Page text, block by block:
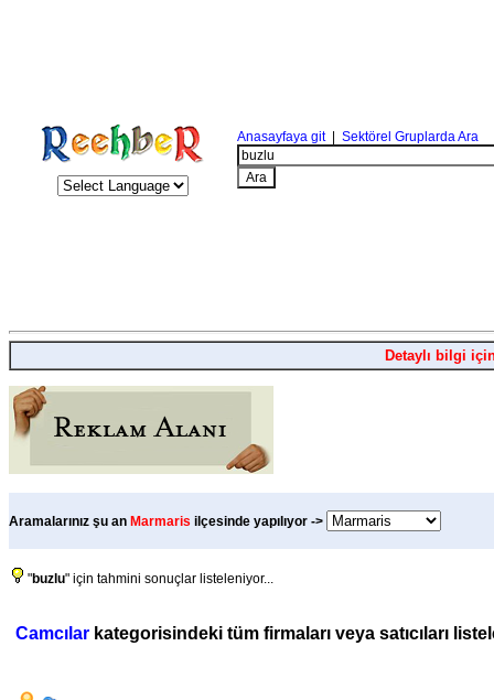
Anasayfaya git| Sektörel Gruplarda Ara
Detaylı bilgi
Aramalarınız şu an Marmaris ilçesinde yapılıyor ->
"buzlu" için tahmini sonuçlar listeleniyor...
Camcılar kategorisindeki tüm firmaları veya satıcıları